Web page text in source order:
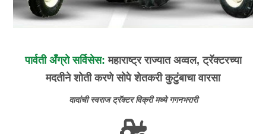
पार्वती अँग्रो सर्विसेस:महाराष्ट्र राज्यात अव्वल, ट्रॅक्टरच्या
मदतीने शोती करणे सोपे शेतकरी कुटुंबाचा वारसा
दादांची स्वराज ट्रॅक्टर विक्री मध्ये गगनभरारी